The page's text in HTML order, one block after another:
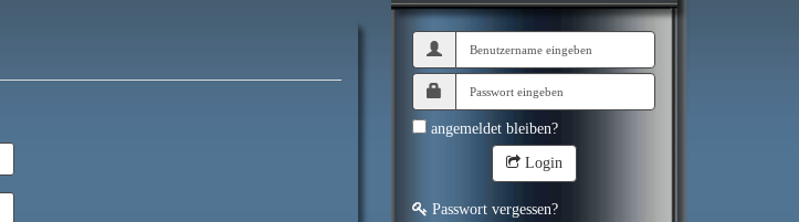
angemeldet bleiben?
Login
Passwort vergessen?